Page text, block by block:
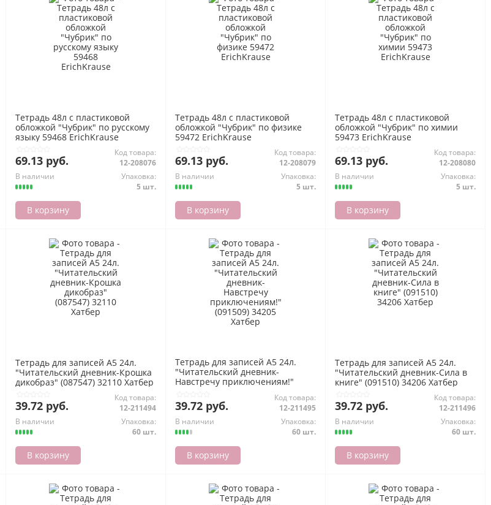
Тетрадь 48л с пластиковой
обложкой "Чубрик" по русскому
языку 59468 ErichKrause
69.13 руб.
Код товара:
12-208076
В наличии
Упаковка:
5 шт.
В корзину
Тетрадь 48л с пластиковой
обложкой "Чубрик" по физике
59472 ErichKrause
69.13 руб.
Код товара:
12-208079
В наличии
Упаковка:
5 шт.
В корзину
Тетрадь 48л с пластиковой
обложкой "Чубрик" по химии
59473 ErichKrause
69.13 руб.
Код товара:
12-208080
В наличии
Упаковка:
5 шт.
В корзину
Тетрадь для записей А5 24л.
"Читательский дневник-Крошка
дикобраз" (087547) 32110 Хатбер
39.72 руб.
Код товара:
12-211494
В наличии
Упаковка:
60 шт.
В корзину
Тетрадь для записей А5 24л.
"Читательский дневник-
Навстречу приключениям!"
39.72 руб.
Код товара:
12-211495
В наличии
Упаковка:
60 шт.
В корзину
Тетрадь для записей А5 24л.
"Читательский дневник-Сила в
книге" (091510) 34206 Хатбер
39.72 руб.
Код товара:
12-211496
В наличии
Упаковка:
60 шт.
В корзину